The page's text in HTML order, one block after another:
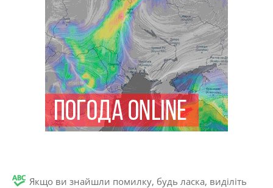
Якщо ви знайшли помилку, будь ласка, виділіть